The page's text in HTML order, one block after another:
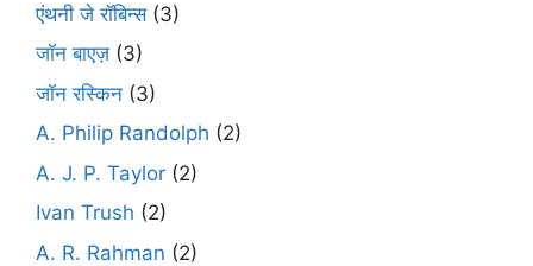
एंथनी जे रॉबिन्स(3)
जॉन बाएज़ (3)
जॉन रस्किन (3)
A. Philip Randolph (2)
A. J. P. Taylor (2)
Ivan Trush (2)
A. R. Rahman (2)